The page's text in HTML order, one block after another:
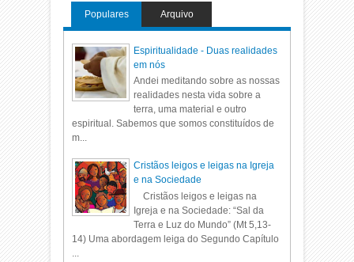
Populares Arquivo
Espiritualidade - Duas realidades
em nós
Andei meditando sobre as nossas
realidades nesta vida sobre a
terra, uma material e outro
espiritual. Sabemos que somos constituídos de
m...
Cristãos leigos e leigas na Igreja
e na Sociedade
Cristãos leigos e leigas na
Igreja e na Sociedade: “Sal da
Terra e Luz do Mundo” (Mt 5,13-
14) Uma abordagem leiga do Segundo Capítulo